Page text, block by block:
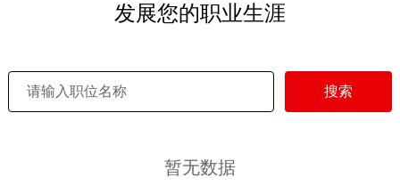
发展您的职业生涯
搜索
暂无数据